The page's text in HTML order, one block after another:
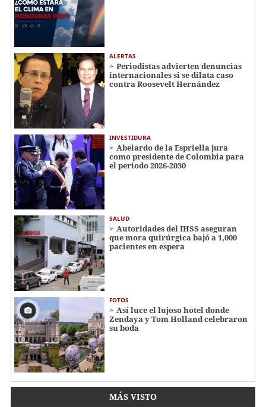
ALERTAS
Periodistas advierten denuncias
internacionales si se dilata caso
contra Roosevelt Hernández
INVESTIDURA
Abelardo de la Espriella jura
como presidente de Colombia para
el periodo 2026-2030
SALUD
Autoridades del IHSS aseguran
que mora quirúrgica bajó a 1,000
pacientes en espera
FOTOS
Así luce el lujoso hotel donde
Zendaya y Tom Holland celebraron
su boda
MÁS VISTO